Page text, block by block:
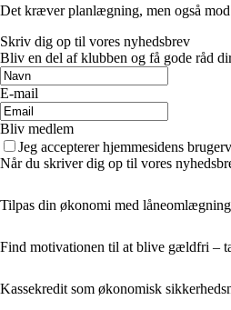
Det kræver planlægning, men også
Skriv dig op til vores nyhedsbrev
Bliv en del af klubben og få gode råd
E-mail
Bliv medlem
Jeg accepterer hjemmesidens
Når du skriver dig op til vores
Tilpas din økonomi med
Find motivationen til at blive gældfri –
Kassekredit som økonomisk